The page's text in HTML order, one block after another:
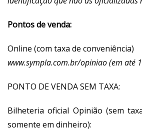
Pontos de venda:
Online (com taxa de conveniência)
www.sympla.com.br/opiniao(em até
PONTO DE VENDA SEM TAXA:
Bilheteria oficial Opinião (sem
somente em dinheiro):